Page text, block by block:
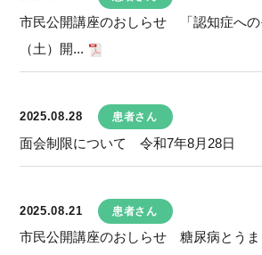
市民公開講座のおしらせ 「認知症へ
（土）開...
2025.08.28 患者さん
面会制限について 令和7年8月28日
2025.08.21 患者さん
市民公開講座のおしらせ 糖尿病とうま